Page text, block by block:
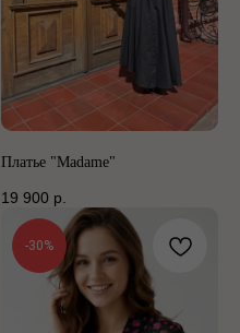
Платье "Madame"
19 900 р.
-30%